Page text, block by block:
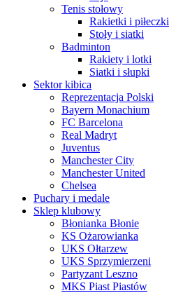
Tenis stołowy
Rakietki i piłeczki
Stoły i siatki
Badminton
Rakiety i lotki
Siatki i słupki
Sektor kibica
Reprezentacja Polski
Bayern Monachium
FC Barcelona
Real Madryt
Juventus
Manchester City
Manchester United
Chelsea
Puchary i medale
Sklep klubowy
Błonianka Błonie
KS Ożarowianka
UKS Ołtarzew
UKS Sprzymierzeni
Partyzant Leszno
MKS Piast Piastów